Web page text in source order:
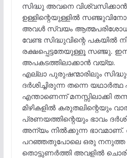
സിദ്ധു അവനെ വിശ്വസിക്കാൻ
ഉള്ളിന്റെയുള്ളിൽ
അവൾ സ്വയം
വേണ്ട സിദ്ധുവിന്റെ പകയിൽ
രക്ഷപ്പെട്ടതേയുള്ളൂ സഞ്ജു.
അപകടത്തിലാക്കാൻ വയ്യ.
എല്ലാ പുരുഷന്മാരിലും
ദർശിച്ചിരുന്ന തന്നെ
എന്താണെന്ന് മനസ്സിലാക്കി
മിഴികളിൽ കരുതലിന്റെയും
പ്രണയത്തിന്റെയും ഭാവം
അന്യം നിൽക്കുന്ന
പറഞ്ഞതുപോലെ ഒരു നനുത്ത
തൊട്ടുണർത്തി അവളിൽ